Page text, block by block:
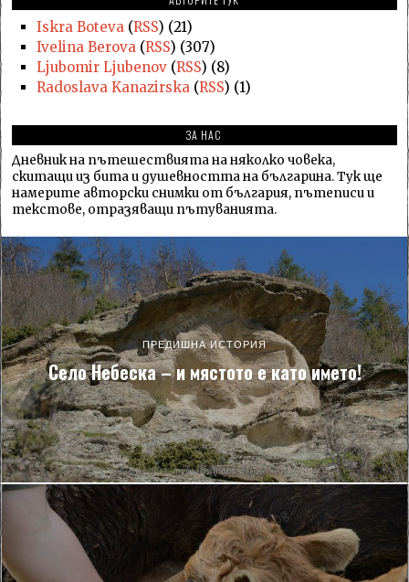
Iskra Boteva(RSS) (21)
Ivelina Berova(RSS) (307)
Ljubomir Ljubenov(RSS) (8)
Radoslava Kanazirska(RSS) (1)
ЗА НАС
Дневник на пътешествията на няколко човека,
скитащи из бита и душевността на българина. Тук ще
намерите авторски снимки от българия, пътеписи и
текстове, отразяващи пътуванията.
ПРЕДИШНА ИСТОРИЯ
Село Небеска – и мястото е като името!